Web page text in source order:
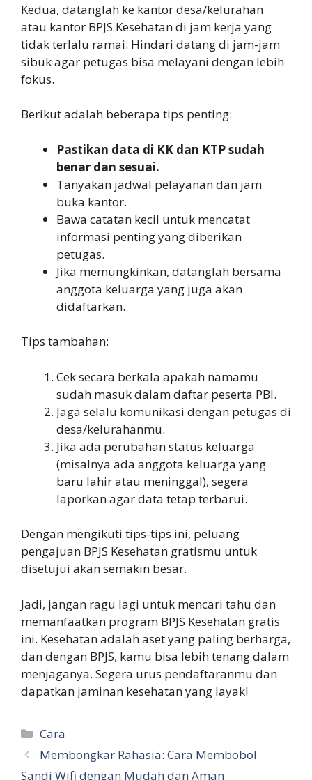
Kedua, datanglah ke kantor desa/kelurahan
atau kantor BPJS Kesehatan di jam kerja yang
tidak terlalu ramai. Hindari datang di jam-jam
sibuk agar petugas bisa melayani dengan lebih
fokus.
Berikut adalah beberapa tips penting:
Pastikan data di KK dan KTP sudah
benar dan sesuai.
Tanyakan jadwal pelayanan dan jam
buka kantor.
Bawa catatan kecil untuk mencatat
informasi penting yang diberikan
petugas.
Jika memungkinkan, datanglah bersama
anggota keluarga yang juga akan
didaftarkan.
Tips tambahan:
Cek secara berkala apakah namamu
sudah masuk dalam daftar peserta PBI.
Jaga selalu komunikasi dengan petugas di
desa/kelurahanmu.
Jika ada perubahan status keluarga
(misalnya ada anggota keluarga yang
baru lahir atau meninggal), segera
laporkan agar data tetap terbarui.
Dengan mengikuti tips-tips ini, peluang
pengajuan BPJS Kesehatan gratismu untuk
disetujui akan semakin besar.
Jadi, jangan ragu lagi untuk mencari tahu dan
memanfaatkan program BPJS Kesehatan gratis
ini. Kesehatan adalah aset yang paling berharga,
dan dengan BPJS, kamu bisa lebih tenang dalam
menjaganya. Segera urus pendaftaranmu dan
dapatkan jaminan kesehatan yang layak!
Categories
Cara
Membongkar Rahasia: Cara Membobol
Sandi Wifi dengan Mudah dan Aman